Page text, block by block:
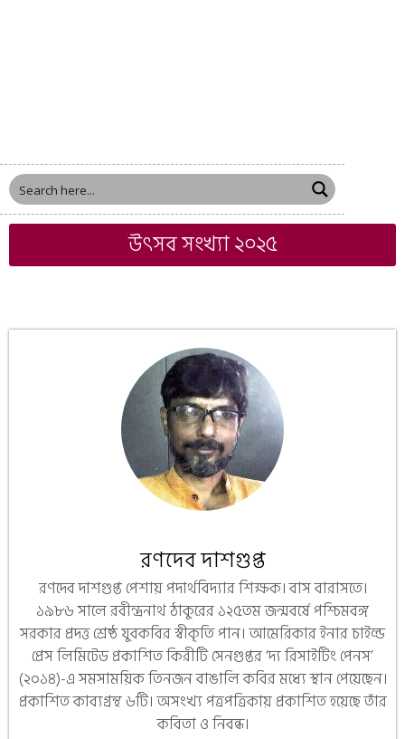
উৎসব সংখ্যা ২০২৫
রণদেব দাশগুপ্ত
রণদেব দাশগুপ্ত পেশায় পদার্থবিদ্যার শিক্ষক। বাস বারাসতে।
১৯৮৬ সালে রবীন্দ্রনাথ ঠাকুরের ১২৫তম জন্মবর্ষে পশ্চিমবঙ্গ
সরকার প্রদত্ত শ্রেষ্ঠ যুবকবির স্বীকৃতি পান। আমেরিকার ইনার চাইল্ড
প্রেস লিমিটেড প্রকাশিত কিরীটি সেনগুপ্তর ‘দ্য রিসাইটিং পেনস’
(২০১৪)-এ সমসাময়িক তিনজন বাঙালি কবির মধ্যে স্থান পেয়েছেন।
প্রকাশিত কাব্যগ্রন্থ ৬টি। অসংখ্য পত্রপত্রিকায় প্রকাশিত হয়েছে তাঁর
কবিতা ও নিবন্ধ।